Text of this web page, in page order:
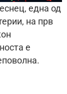
една од
на прв
е